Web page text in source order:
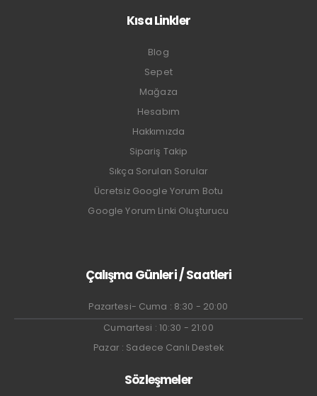
Kısa Linkler
Blog
Sepet
Mağaza
Hesabım
Hakkımızda
Sipariş Takip
Sıkça Sorulan Sorular
Ücretsiz Google Yorum Botu
Google Yorum Linki Oluşturucu
Çalışma Günleri / Saatleri
Pazartesi- Cuma : 8:30 - 20:00
Cumartesi : 10:30 - 21:00
Pazar : Sadece Canlı Destek
Sözleşmeler